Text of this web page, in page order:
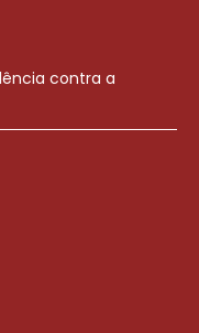
contra a